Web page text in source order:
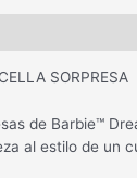
SORPRESA
de Barbie™
al estilo de un